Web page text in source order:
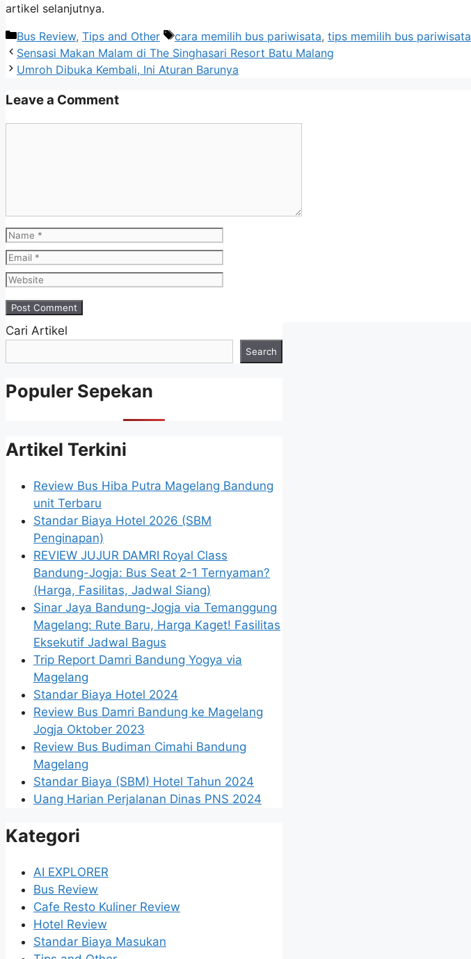
artikel selanjutnya.
Categories
Bus Review, Tips and Other Tags
cara memilih bus pariwisata, tips memilih bus pariwisata
Sensasi Makan Malam di The Singhasari Resort Batu Malang
Umroh Dibuka Kembali, Ini Aturan Barunya
Leave a Comment
Name
Email
Website
Cari Artikel
Search
Populer Sepekan
Artikel Terkini
Review Bus Hiba Putra Magelang Bandung
unit Terbaru
Standar Biaya Hotel 2026 (SBM
Penginapan)
REVIEW JUJUR DAMRI Royal Class
Bandung-Jogja: Bus Seat 2-1 Ternyaman?
(Harga, Fasilitas, Jadwal Siang)
Sinar Jaya Bandung-Jogja via Temanggung
Magelang: Rute Baru, Harga Kaget! Fasilitas
Eksekutif Jadwal Bagus
Trip Report Damri Bandung Yogya via
Magelang
Standar Biaya Hotel 2024
Review Bus Damri Bandung ke Magelang
Jogja Oktober 2023
Review Bus Budiman Cimahi Bandung
Magelang
Standar Biaya (SBM) Hotel Tahun 2024
Uang Harian Perjalanan Dinas PNS 2024
Kategori
AI EXPLORER
Bus Review
Cafe Resto Kuliner Review
Hotel Review
Standar Biaya Masukan